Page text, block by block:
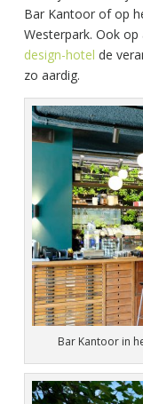
Bar Kantoor of op
Westerpark. Ook
design-hotel de
zo aardig.
Bar Kantoor in